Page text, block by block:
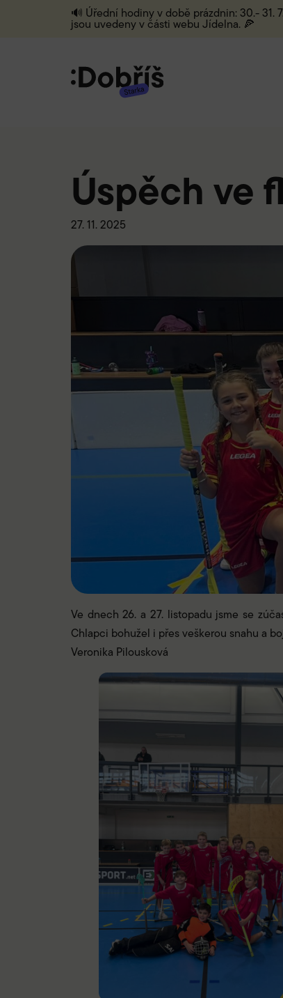
🔊 Úřední hodiny v době prázdnin: 30.- 31.
jsou uvedeny v části webu Jídelna. 🍕
Úspěch ve
27. 11. 2025
Ve dnech 26. a 27. listopadu jsme se
Chlapci bohužel i přes veškerou snahu a
Veronika Pilousková